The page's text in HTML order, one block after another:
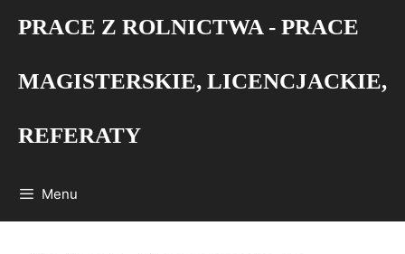
PRACE Z ROLNICTWA - PRACE
MAGISTERSKIE, LICENCJACKIE,
REFERATY
Menu